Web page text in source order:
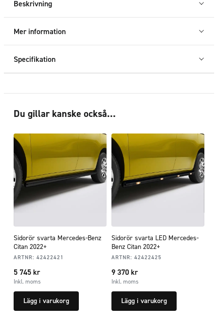
Beskrivning
Mer information
Specifikation
Du gillar kanske också…
Sidorör svarta Mercedes-Benz
Citan 2022+
ARTNR: 42422421
5 745 kr
Inkl. moms
Lägg i varukorg
Sidorör svarta LED Mercedes-
Benz Citan 2022+
ARTNR: 42422425
9 370 kr
Inkl. moms
Lägg i varukorg